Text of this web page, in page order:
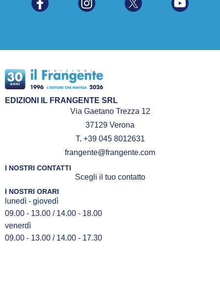
EDIZIONI IL FRANGENTE SRL
Via Gaetano Trezza 12
37129 Verona
T. +39 045 8012631
frangente@frangente.com
I NOSTRI CONTATTI
Scegli il tuo contatto
I NOSTRI ORARI
lunedì - giovedì
09.00 - 13.00 / 14.00 - 18.00
venerdì
09.00 - 13.00 / 14.00 - 17.30